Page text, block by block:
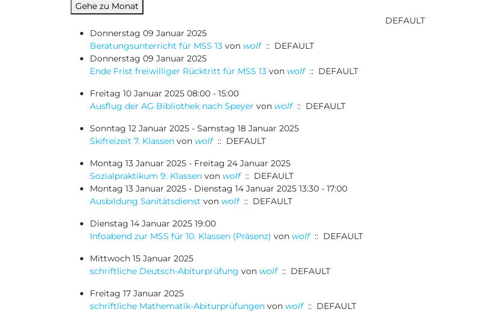
Gehe zu Monat
DEFAULT
Donnerstag 09 Januar 2025
Beratungsunterricht für MSS 13 von wolf:: DEFAULT
Donnerstag 09 Januar 2025
Ende Frist freiwilliger Rücktritt für MSS 13 von wolf:: DEFAULT
Freitag 10 Januar 2025 08:00 - 15:00
Ausflug der AG Bibliothek nach Speyer von wolf:: DEFAULT
Sonntag 12 Januar 2025 - Samstag 18 Januar 2025
Skifreizeit 7. Klassen von wolf:: DEFAULT
Montag 13 Januar 2025 - Freitag 24 Januar 2025
Sozialpraktikum 9. Klassen von wolf:: DEFAULT
Montag 13 Januar 2025 - Dienstag 14 Januar 2025 13:30 - 17:00
Ausbildung Sanitätsdienst von wolf:: DEFAULT
Dienstag 14 Januar 2025 19:00
Infoabend zur MSS für 10. Klassen (Präsenz) von wolf:: DEFAULT
Mittwoch 15 Januar 2025
schriftliche Deutsch-Abiturprüfung von wolf:: DEFAULT
Freitag 17 Januar 2025
schriftliche Mathematik-Abiturprüfungen von wolf:: DEFAULT